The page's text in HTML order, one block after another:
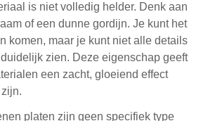
is niet volledig helder. Denk aan
of een dunne gordijn. Je kunt het
komen, maar je kunt niet alle details
zien. Deze eigenschap geeft
een zacht, gloeiend effect
platen zijn geen specifiek type